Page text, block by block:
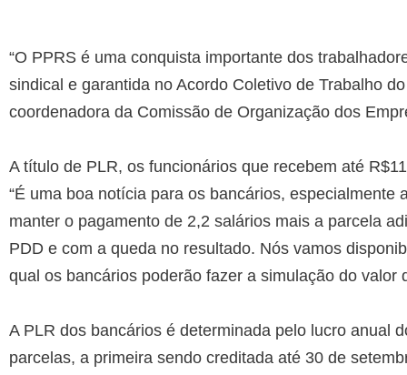
“O PPRS é uma conquista importante dos
sindical e garantida no Acordo Coletivo de Trabalho
coordenadora da Comissão de Organização dos
A título de PLR, os funcionários que recebem até
“É uma boa notícia para os bancários,
manter o pagamento de 2,2 salários mais a parcela
PDD e com a queda no resultado. Nós vamos
qual os bancários poderão fazer a simulação do valor
A PLR dos bancários é determinada pelo lucro anual
parcelas, a primeira sendo creditada até 30 de